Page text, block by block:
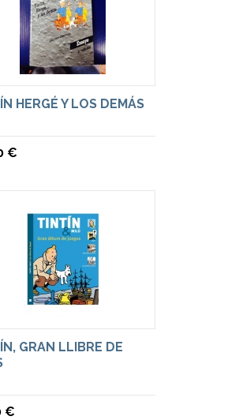
HERGÉ Y LOS DEMÁS
€
GRAN LLIBRE DE
€